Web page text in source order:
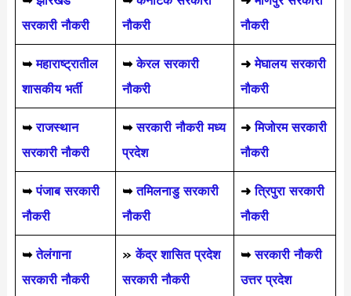
सरकारी नौकरी
नौकरी
नौकरी
➥ महाराष्ट्रातील
शासकीय भर्ती
➥ केरल सरकारी
नौकरी
➜ मेघालय सरकारी
नौकरी
➥ राजस्थान
सरकारी नौकरी
➥सरकारी नौकरी मध्य
प्रदेश
➜मिजोरम सरकारी
नौकरी
➥ पंजाब सरकारी
नौकरी
➥ तमिलनाडु सरकारी
नौकरी
➜ त्रिपुरा सरकारी
नौकरी
➥तेलंगाना
सरकारी नौकरी
»केंद्र शासित प्रदेश
सरकारी नौकरी
➥ सरकारी नौकरी
उत्तर प्रदेश